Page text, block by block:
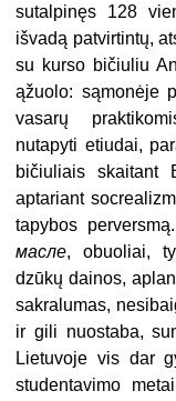
sutalpinęs 128
išvadą patvirtintų,
su kurso bičiuliu
ąžuolo: sąmonėje
vasarų
nutapyti etiudai,
bičiuliais skaitant
aptariant
tapybos
масле, obuoliai,
dzūkų dainos,
sakralumas,
ir gili nuostaba,
Lietuvoje vis dar
studentavimo